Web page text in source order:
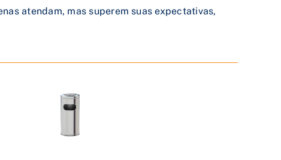
atendam, mas superem suas expectativas,